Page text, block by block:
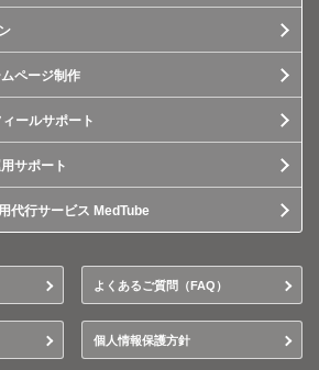
ページ制作
ールサポート
サポート
代行サービス MedTube
よくあるご質問（FAQ）
個人情報保護方針